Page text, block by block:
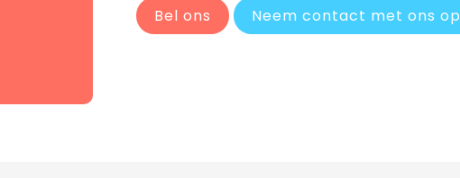
Bel ons Neem contact met ons op